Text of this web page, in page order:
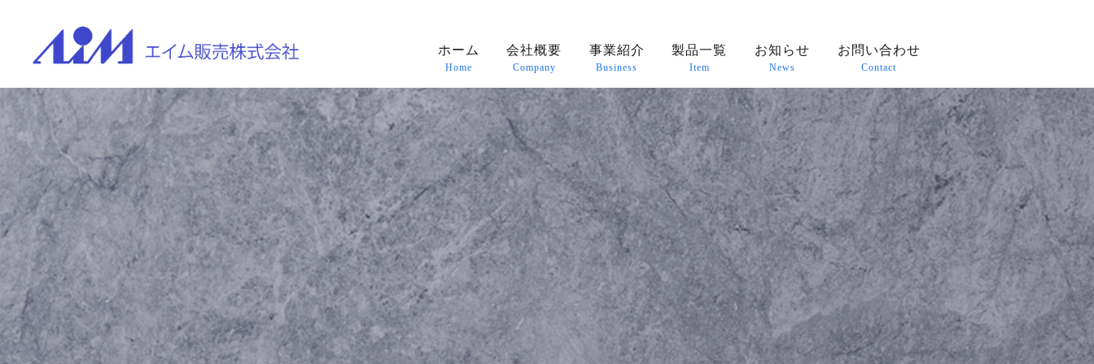
ホーム
Home
会社概要
Company
事業紹介
Business
製品一覧
Item
お知らせ
News
お問い合わせ
Contact